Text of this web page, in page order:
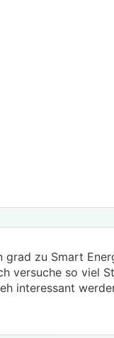
zu Smart
versuche so viel
interessant